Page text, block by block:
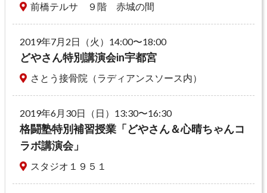
前橋テルサ ９階 赤城の間
2019年7月2日（火）14:00〜18:00
どやさん特別講演会in宇都宮
さとう接骨院（ラディアンスソース内）
2019年6月30日（日）13:30〜16:30
格闘塾特別補習授業「どやさん＆心晴ちゃんコ
ラボ講演会」
スタジオ１９５１